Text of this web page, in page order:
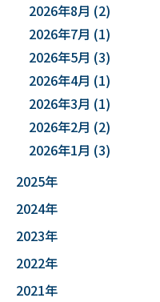
#DXハイスクール
#能登半島地震被害調査
#文化財 #災害
#”オットセイ”のブロニー君
#３Dデータ
#まちの記憶を残し隊
#文理融合
#魚醤
2026年8月 (2)
2026年7月 (1)
2026年5月 (3)
2026年4月 (1)
2026年3月 (1)
2026年2月 (2)
2026年1月 (3)
2025年
2024年
2023年
2022年
2021年